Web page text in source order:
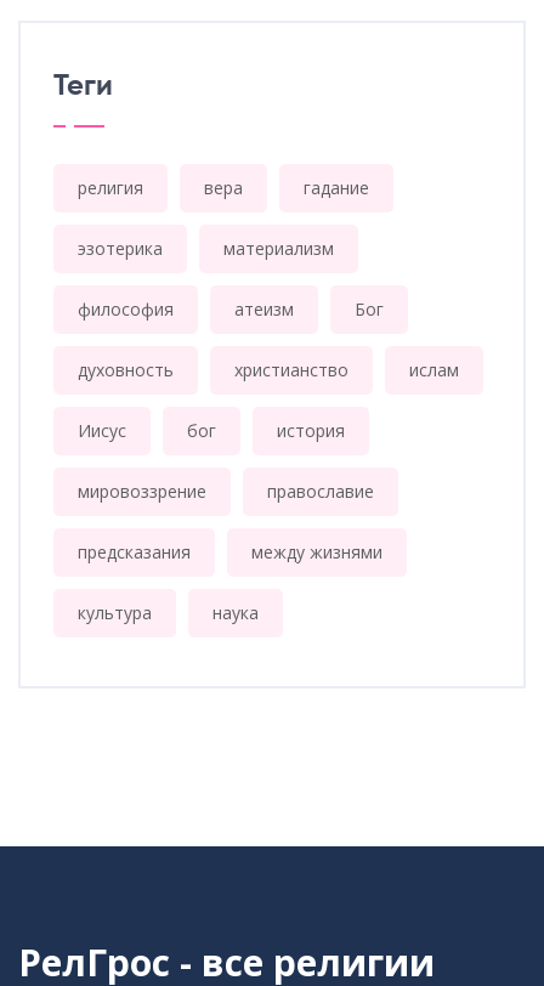
Теги
религия вера гадание
эзотерика материализм
философия атеизм Бог
духовность христианство ислам
Иисус бог история
мировоззрение православие
предсказания между жизнями
культура наука
РелГрос - все религии